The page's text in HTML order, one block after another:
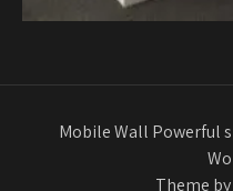
Mobile Wall Powerful
Theme